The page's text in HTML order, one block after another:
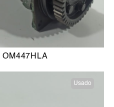
OM447HLA
Usado